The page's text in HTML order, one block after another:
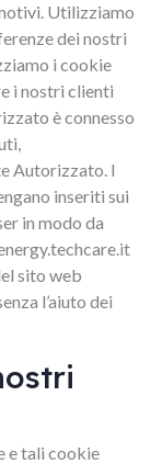
Utilizziamo
dei nostri
i cookie
i nostri clienti
è connesso
Autorizzato. I
inseriti sui
in modo da
sito web
l’aiuto dei
e tali cookie